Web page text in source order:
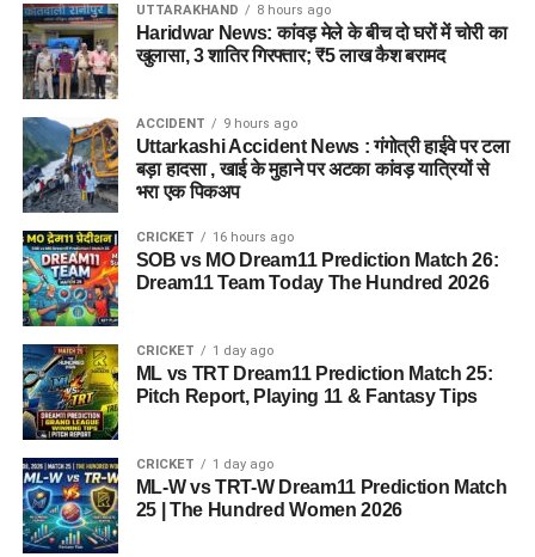
इस्तेमाल वो लोगों का भरोसा जीतने और खुद को प्रभावशाली अधिकारी
साबित करने के लिए करता था।
पुलिस मामले की जांच में जुटी
फिलहाल पुलिस ने मामला दर्ज कर जांच आगे बढ़ा दी है। अधिकारियों का
कहना है कि जांच के दौरान यदि अन्य पीड़ित सामने आते हैं तो उनके बयान
भी दर्ज किए जाएंगे और मामले के सभी पहलुओं की गहन पड़ताल की जाएगी।
FAQs (EX Ias Son Yashvardhan Arrested)
1. क्या देहरादून पुलिस ने पूर्व मुख्य सचिव के बेटे
को गिरफ्तार किया है ?
हां देहरादून पुलिस ने यशवर्धन नाम के युवक को गिरफ्तार किया है, जो
उत्तराखंड के पूर्व मुख्य सचिव और पूर्व आईएएस अधिकारी का बेटा बताया जा
रहा है।
2. आरोपी पर क्या आरोप हैं?
UTTARAKHAND 8 hours ago
Haridwar News: कांवड़ मेले के बीच दो घरों में चोरी का
खुलासा, 3 शातिर गिरफ्तार; ₹5 लाख कैश बरामद
ACCIDENT 9 hours ago
Uttarkashi Accident News : गंगोत्री हाईवे पर टला
बड़ा हादसा , खाई के मुहाने पर अटका कांवड़ यात्रियों से
भरा एक पिकअप
CRICKET 16 hours ago
SOB vs MO Dream11 Prediction Match 26:
Dream11 Team Today The Hundred 2026
CRICKET 1 day ago
ML vs TRT Dream11 Prediction Match 25:
Pitch Report, Playing 11 & Fantasy Tips
CRICKET 1 day ago
ML-W vs TRT-W Dream11 Prediction Match
25 | The Hundred Women 2026